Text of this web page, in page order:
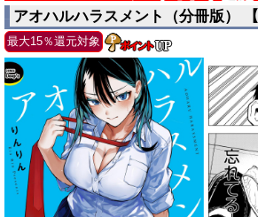
アオハルハラスメント（分冊版） 【
最大15％還元対象